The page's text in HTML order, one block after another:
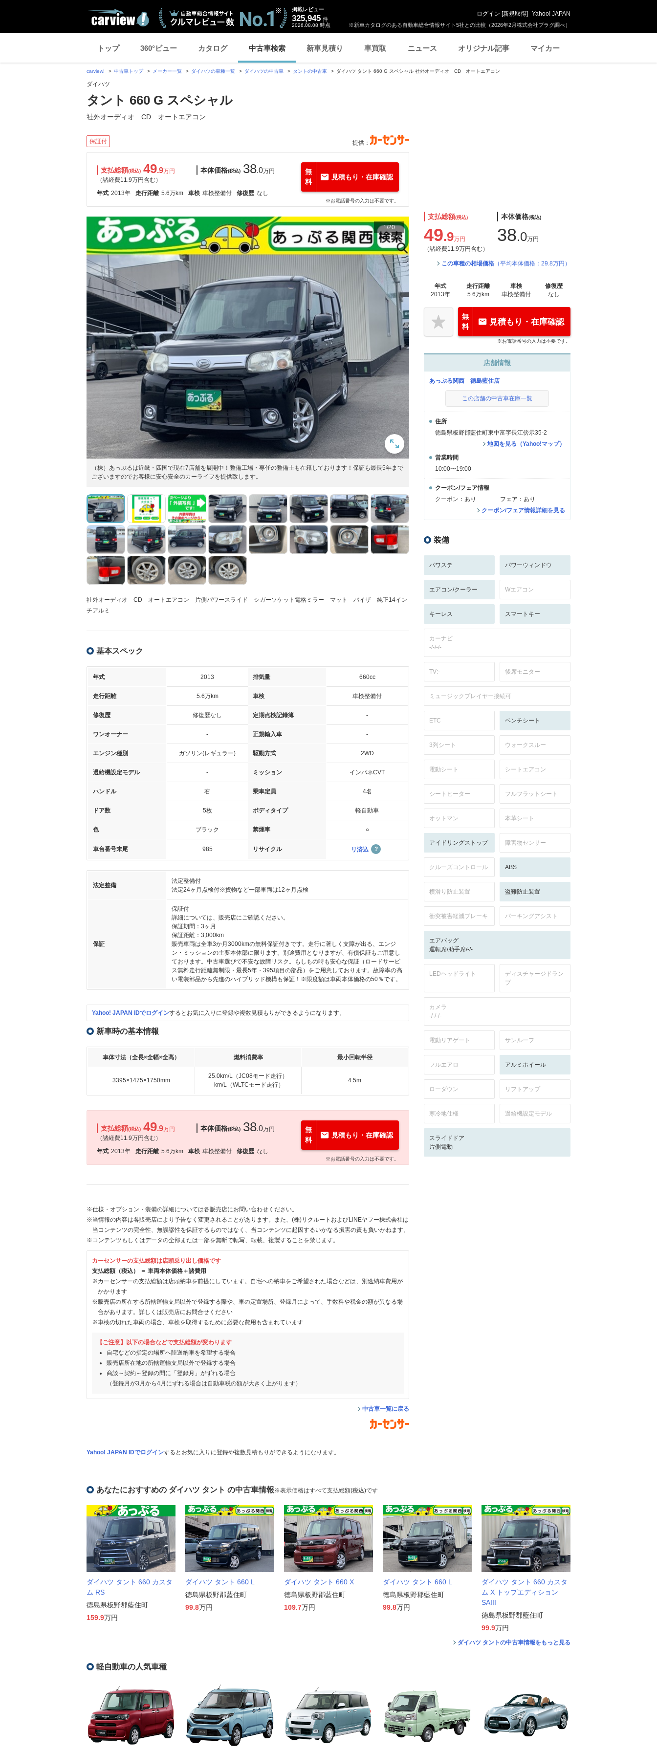
※新車カタログのある自動車総合情報サイト5社との比較（2026年2月株式会社プラグ調べ）
掲載レビュー
325,945 件
2026.08.08 時点
ログイン [新規取得] Yahoo! JAPAN
トップ 360°ビュー カタログ 中古車検索 新車見積り 車買取 ニュース オリジナル記事 マイカー
carview! 中古車トップ メーカー一覧 ダイハツの車種一覧 ダイハツの中古車 タントの中古車 ダイハツ タント 660 G スペシャル 社外オーディオ CD オートエアコン
ダイハツ
タント 660 G スペシャル
社外オーディオ CD オートエアコン
保証付 提供：
支払総額(税込) 49.9万円
（諸経費11.9万円含む）
本体価格(税込) 38.0万円
年式 2013年 走行距離 5.6万km 車検 車検整備付 修復歴 なし
無
料
見積もり・在庫確認
※お電話番号の入力は不要です。
1/20
（株）あっぷるは近畿・四国で現在7店舗を展開中！整備工場・専任の整備士も在籍しております！保証も最長5年まで
ございますのでお客様に安心安全のカーライフを提供致します。
社外オーディオ CD オートエアコン 片側パワースライド シガーソケット電格ミラー マット バイザ 純正14イン
チアルミ
基本スペック
年式 2013 排気量 660cc
走行距離 5.6万km 車検 車検整備付
修復歴 修復歴なし 定期点検記録簿 -
ワンオーナー - 正規輸入車 -
エンジン種別 ガソリン(レギュラー) 駆動方式 2WD
過給機設定モデル - ミッション インパネCVT
ハンドル 右 乗車定員 4名
ドア数 5枚 ボディタイプ 軽自動車
色 ブラック 禁煙車 ○
車台番号末尾 985 リサイクル リ済込
法定整備
法定整備付
法定24ヶ月点検付※貨物など一部車両は12ヶ月点検
保証
保証付
詳細については、販売店にご確認ください。
保証期間：3ヶ月
保証距離：3,000km
販売車両は全車3か月3000kmの無料保証付きです。走行に著しく支障が出る、エンジ
ン・ミッションの主要本体部に限ります。別途費用となりますが、有償保証もご用意し
ております。中古車選びで不安な故障リスク。もしもの時も安心な保証（ロードサービ
ス無料走行距離無制限・最長5年・395項目の部品）をご用意しております。故障率の高
い電装部品から先進のハイブリッド機構も保証！※限度額は車両本体価格の50％です。
Yahoo! JAPAN IDでログインするとお気に入りに登録や複数見積もりができるようになります。
新車時の基本情報
車体寸法（全長×全幅×全高） 燃料消費率 最小回転半径
3395×1475×1750mm
25.0km/L（JC08モード走行）
-km/L（WLTCモード走行）
4.5m
支払総額(税込) 49.9万円
（諸経費11.9万円含む）
本体価格(税込) 38.0万円
年式 2013年 走行距離 5.6万km 車検 車検整備付 修復歴 なし
無
料
見積もり・在庫確認
※お電話番号の入力は不要です。
※仕様・オプション・装備の詳細については各販売店にお問い合わせください。
※当情報の内容は各販売店により予告なく変更されることがあります。また、(株)リクルートおよびLINEヤフー株式会社は
当コンテンツの完全性、無誤謬性を保証するものではなく、当コンテンツに起因するいかなる損害の責も負いかねます。
※コンテンツもしくはデータの全部または一部を無断で転写、転載、複製することを禁じます。
カーセンサーの支払総額は店頭乗り出し価格です
支払総額（税込） ＝ 車両本体価格＋諸費用
※カーセンサーの支払総額は店頭納車を前提にしています。自宅への納車をご希望された場合などは、別途納車費用が
かかります
※販売店の所在する所轄運輸支局以外で登録する際や、車の定置場所、登録月によって、手数料や税金の額が異なる場
合があります。詳しくは販売店にお問合せください
※車検の切れた車両の場合、車検を取得するために必要な費用も含まれています
【ご注意】以下の場合などで支払総額が変わります
自宅などの指定の場所へ陸送納車を希望する場合
販売店所在地の所轄運輸支局以外で登録する場合
商談～契約～登録の間に「登録月」がずれる場合
（登録月が3月から4月にずれる場合は自動車税の額が大きく上がります）
中古車一覧に戻る
Yahoo! JAPAN IDでログインするとお気に入りに登録や複数見積もりができるようになります。
支払総額(税込)
49.9万円
（諸経費11.9万円含む）
本体価格(税込)
38.0万円
この車種の相場価格 （平均本体価格：29.8万円）
年式
2013年
走行距離
5.6万km
車検
車検整備付
修復歴
なし
無
料
見積もり・在庫確認
※お電話番号の入力は不要です。
店舗情報
あっぷる関西 徳島藍住店
この店舗の中古車在庫一覧
住所
徳島県板野郡藍住町東中富字長江傍示35-2
地図を見る（Yahoo!マップ）
営業時間
10:00〜19:00
クーポン/フェア情報
クーポン：あり
フェア：あり
クーポン/フェア情報詳細を見る
装備
パワステ パワーウィンドウ
エアコン/クーラー Wエアコン
キーレス スマートキー
カーナビ
-/-/-/-
TV:- 後席モニター
ミュージックプレイヤー接続可
ETC ベンチシート
3列シート ウォークスルー
電動シート シートエアコン
シートヒーター フルフラットシート
オットマン 本革シート
アイドリングストップ 障害物センサー
クルーズコントロール ABS
横滑り防止装置 盗難防止装置
衝突被害軽減ブレーキ パーキングアシスト
エアバッグ
運転席/助手席/-/-
LEDヘッドライト
ディスチャージドラン
プ
カメラ
-/-/-/-
電動リアゲート サンルーフ
フルエアロ アルミホイール
ローダウン リフトアップ
寒冷地仕様 過給機設定モデル
スライドドア
片側電動
あなたにおすすめの ダイハツ タント の中古車情報※表示価格はすべて支払総額(税込)です
ダイハツ タント 660 カスタ
ム RS
徳島県板野郡藍住町
159.9万円
ダイハツ タント 660 L
徳島県板野郡藍住町
99.8万円
ダイハツ タント 660 X
徳島県板野郡藍住町
109.7万円
ダイハツ タント 660 L
徳島県板野郡藍住町
99.8万円
ダイハツ タント 660 カスタ
ム X トップエディション
SAIII
徳島県板野郡藍住町
99.9万円
ダイハツ タントの中古車情報をもっと見る
軽自動車の人気車種